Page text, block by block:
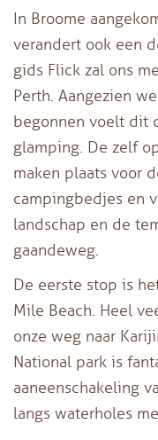
In Broome
verandert ook een
gids Flick zal ons
Perth. Aangezien
begonnen voelt dit
glamping. De zelf
maken plaats voor
campingbedjes en
landschap en de
gaandeweg.
De eerste stop is
Mile Beach. Heel
onze weg naar
National park is
aaneenschakeling
langs waterholes